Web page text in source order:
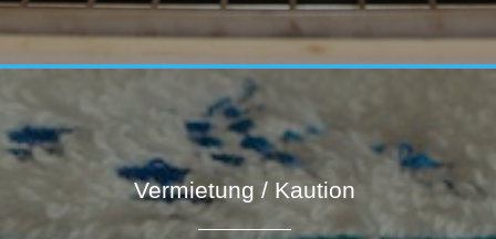
Vermietung / Kaution